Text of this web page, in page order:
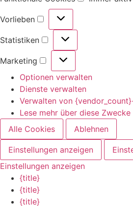
Vorlieben
Statistiken
Marketing
Optionen verwalten
Dienste verwalten
Verwalten von
Lese mehr über diese Zwecke
Alle Cookies
Ablehnen
Einstellungen anzeigen
Einstellungen anzeigen
{title}
{title}
{title}